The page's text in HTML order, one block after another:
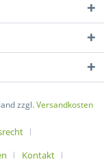
zzgl.Versandkosten
Kontakt